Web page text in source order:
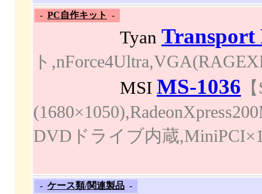
- PC自作キット -
Tyan Transport
ト
MSI MS-1036
DVDドライブ内蔵
- ケース類/関連製品 -